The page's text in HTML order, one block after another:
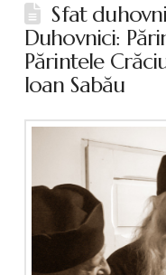
Sfat
Duhovnici:
Părintele
Ioan Sabău